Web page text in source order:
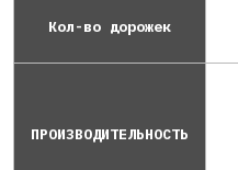
Кол-во дорожек
ПРОИЗВОДИТЕЛЬНОСТЬ